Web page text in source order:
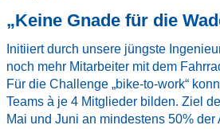
„Keine Gnade für die
Initiiert durch unsere jüngste
noch mehr Mitarbeiter mit dem
Für die Challenge „bike-to-work“
Teams à je 4 Mitglieder bilden. Ziel
Mai und Juni an mindestens 50% der